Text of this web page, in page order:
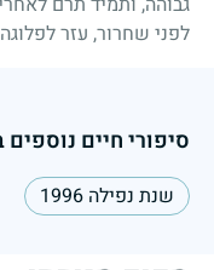
לפני שחרור, עזר
סיפורי חיים
שנת נפילה 1996